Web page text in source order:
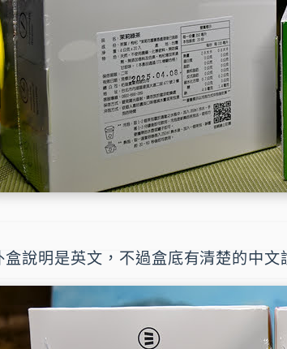
盒說明是英文，不過盒底有清楚的中文